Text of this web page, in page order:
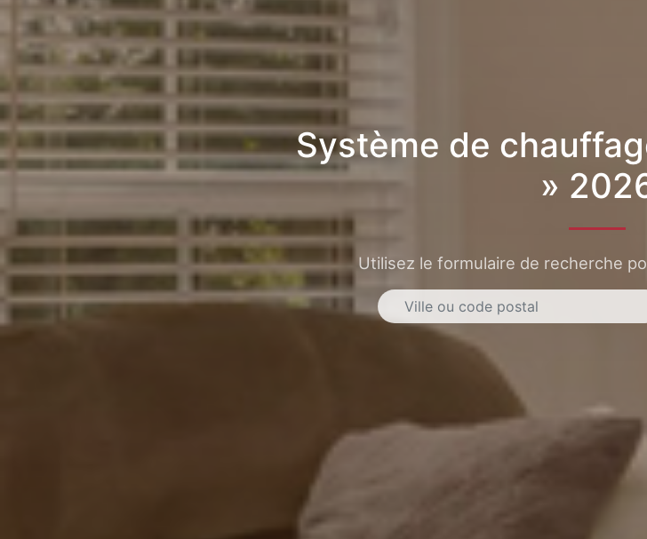
Système de
»
Utilisez le formulaire de recherche